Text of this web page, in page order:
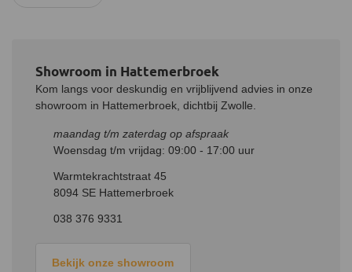
Showroom in Hattemerbroek
Kom langs voor deskundig en vrijblijvend advies in onze
showroom in Hattemerbroek, dichtbij Zwolle.
maandag t/m zaterdag op afspraak
Woensdag t/m vrijdag: 09:00 - 17:00 uur
Warmtekrachtstraat 45
8094 SE Hattemerbroek
038 376 9331
Bekijk onze showroom